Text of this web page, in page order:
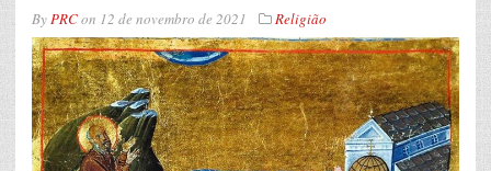
ByPRCon 12 de novembro de 2021 Religião